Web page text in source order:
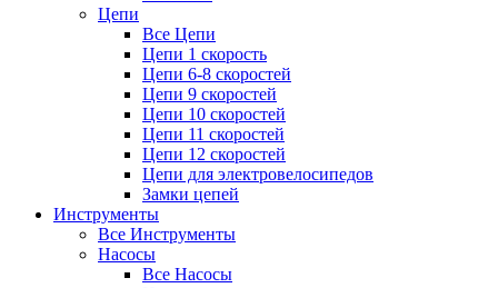
Цепи
Все Цепи
Цепи 1 скорость
Цепи 6-8 скоростей
Цепи 9 скоростей
Цепи 10 скоростей
Цепи 11 скоростей
Цепи 12 скоростей
Цепи для электровелосипедов
Замки цепей
Инструменты
Все Инструменты
Насосы
Все Насосы